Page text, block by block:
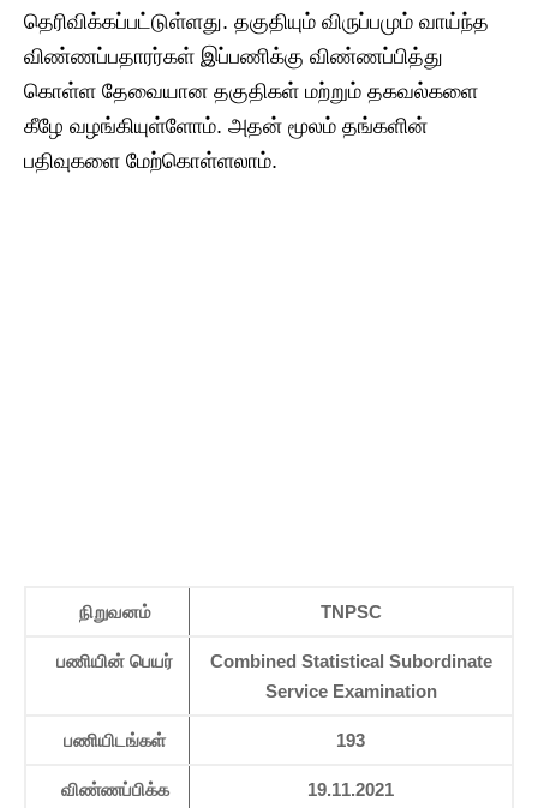
தெரிவிக்கப்பட்டுள்ளது. தகுதியும் விருப்பமும் வாய்ந்த
விண்ணப்பதாரர்கள் இப்பணிக்கு விண்ணப்பித்து
கொள்ள தேவையான தகுதிகள் மற்றும் தகவல்களை
கீழே வழங்கியுள்ளோம். அதன் மூலம் தங்களின்
பதிவுகளை மேற்கொள்ளலாம்.
நிறுவனம் TNPSC
பணியின் பெயர்
Combined Statistical Subordinate
Service Examination
பணியிடங்கள் 193
விண்ணப்பிக்க
19.11.2021